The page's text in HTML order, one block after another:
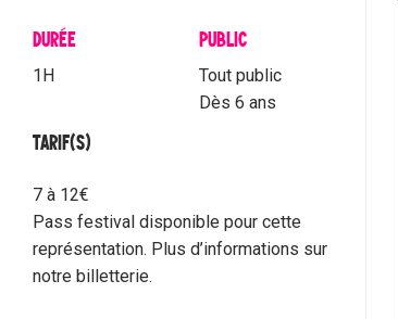
DURÉE
1H
PUBLIC
Tout public
Dès 6 ans
TARIF(S)
7 à 12€
Pass festival disponible pour cette
représentation. Plus d’informations sur
notre billetterie.